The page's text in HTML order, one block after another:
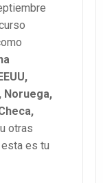
Noruega,
u otras
es tu